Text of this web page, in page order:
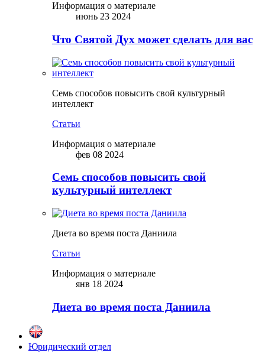
Информация о материале
июнь 23 2024
Что Святой Дух может сделать для вас
Семь способов повысить свой культурный
интеллект
Статьи
Информация о материале
фев 08 2024
Семь способов повысить свой
культурный интеллект
Диета во время поста Даниила
Статьи
Информация о материале
янв 18 2024
Диета во время поста Даниила
Юридический отдел